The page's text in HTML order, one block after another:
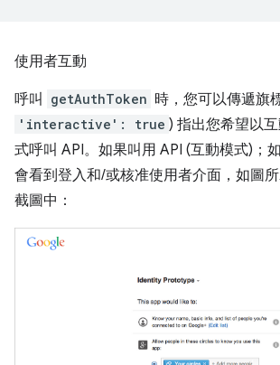
使用者互動
呼叫 getAuthToken 時，您可以傳遞旗
'interactive': true ) 指出您希望以
式呼叫 API。如果叫用 API (互動模式)；
會看到登入和/或核准使用者介面，如圖
截圖中：